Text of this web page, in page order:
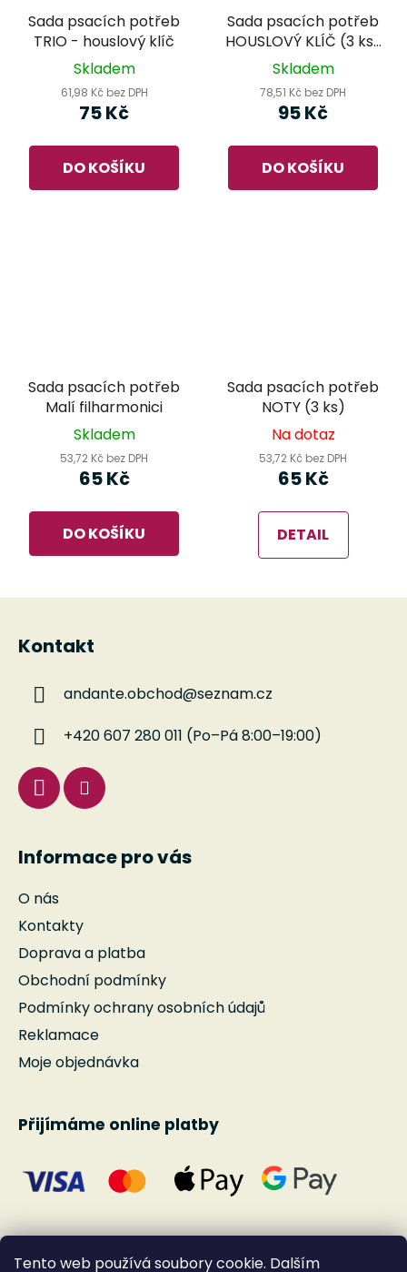
Tento web používá soubory cookie. Dalším
Sada psacích potřeb
TRIO - houslový klíč
Skladem
61,98 Kč bez DPH
75 Kč
DO KOŠÍKU
Sada psacích potřeb
HOUSLOVÝ KLÍČ (3 ks)
- žlutá
Skladem
78,51 Kč bez DPH
95 Kč
DO KOŠÍKU
Sada psacích potřeb
Malí filharmonici
Skladem
53,72 Kč bez DPH
65 Kč
DO KOŠÍKU
Sada psacích potřeb
NOTY (3 ks)
Na dotaz
53,72 Kč bez DPH
65 Kč
DETAIL
Z
Kontakt
andante.obchod@seznam.cz
+420 607 280 011 (Po–Pá 8:00–19:00)
Informace pro vás
O nás
Kontakty
Doprava a platba
Obchodní podmínky
Podmínky ochrany osobních údajů
Reklamace
Moje objednávka
Přijímáme online platby